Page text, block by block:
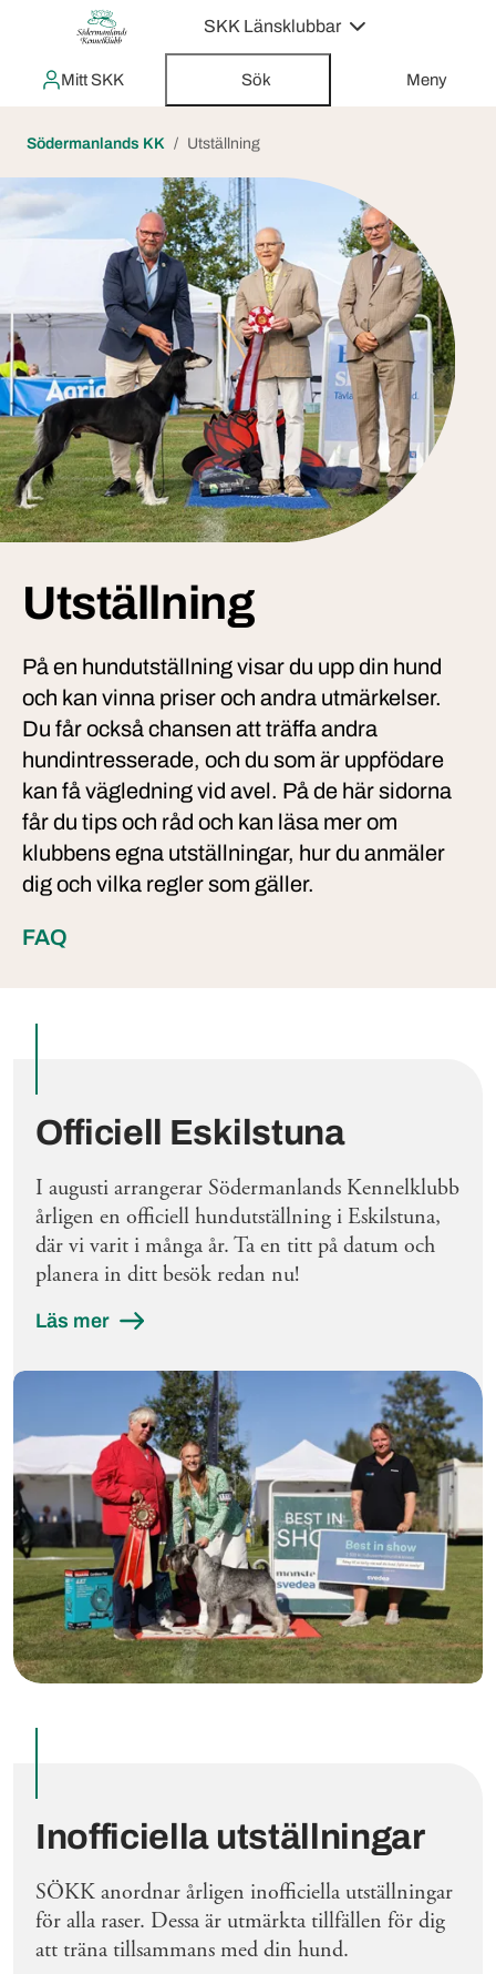
SKK Länsklubbar
Mitt SKK Sök Meny
Södermanlands KK Utställning
Utställning
På en hundutställning visar du upp din hund
och kan vinna priser och andra utmärkelser.
Du får också chansen att träffa andra
hundintresserade, och du som är uppfödare
kan få vägledning vid avel. På de här sidorna
får du tips och råd och kan läsa mer om
klubbens egna utställningar, hur du anmäler
dig och vilka regler som gäller.
FAQ
Officiell Eskilstuna
I augusti arrangerar Södermanlands Kennelklubb
årligen en officiell hundutställning i Eskilstuna,
där vi varit i många år. Ta en titt på datum och
planera in ditt besök redan nu!
Läs mer
Inofficiella utställningar
SÖKK anordnar årligen inofficiella utställningar
för alla raser. Dessa är utmärkta tillfällen för dig
att träna tillsammans med din hund.